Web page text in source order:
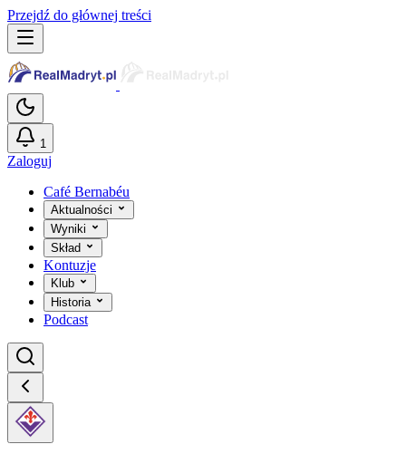
Przejdź do głównej treści
1
Zaloguj
Café Bernabéu
Aktualności
Wyniki
Skład
Kontuzje
Klub
Historia
Podcast